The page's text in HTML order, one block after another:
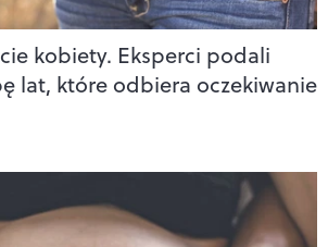
kobiety. Eksperci podali
lat, które odbiera oczekiwanie